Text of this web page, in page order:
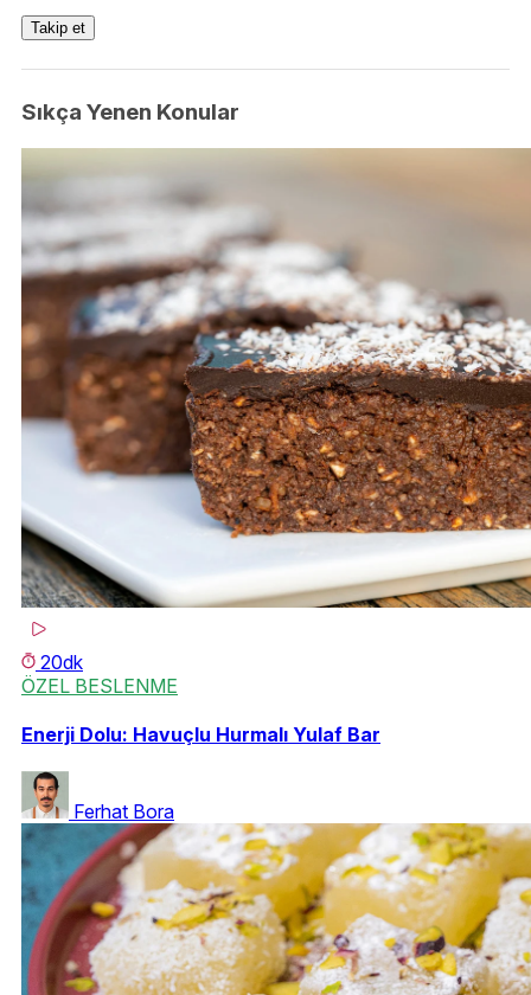
Takip et
Sıkça Yenen Konular
20dk
ÖZEL BESLENME
Enerji Dolu: Havuçlu Hurmalı Yulaf Bar
Ferhat Bora